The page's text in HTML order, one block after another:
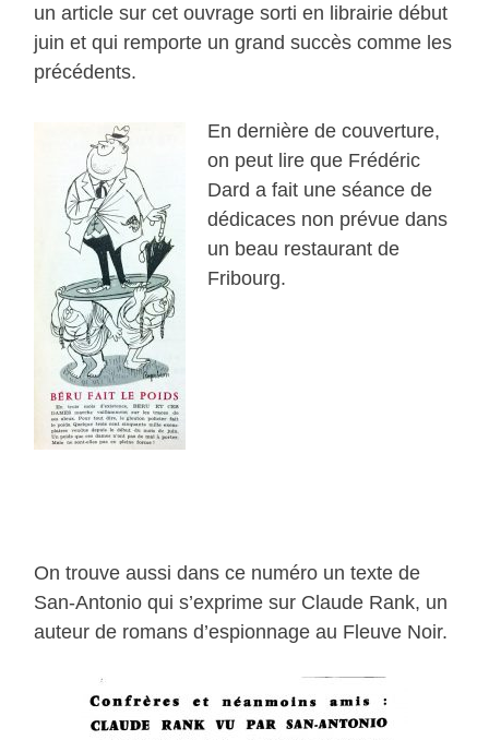
un article sur cet ouvrage sorti en librairie début
juin et qui remporte un grand succès comme les
précédents.
En dernière de couverture,
on peut lire que Frédéric
Dard a fait une séance de
dédicaces non prévue dans
un beau restaurant de
Fribourg.
On trouve aussi dans ce numéro un texte de
San-Antonio qui s’exprime sur Claude Rank, un
auteur de romans d’espionnage au Fleuve Noir.